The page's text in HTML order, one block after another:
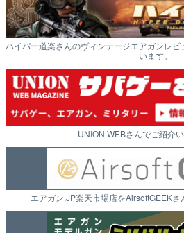
ハイパー道楽さんのヴィンテージエアガンレ
います。
UNION WEBさんでご紹介
エアガン.JP楽天市場店をAirsoftGEEK